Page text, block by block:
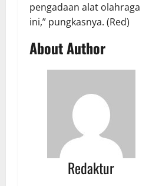
pengadaan alat olahraga
ini,” pungkasnya. (Red)
About Author
Redaktur